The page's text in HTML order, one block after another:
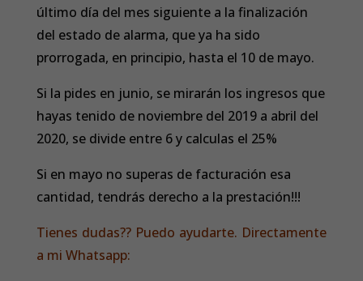
último día del mes siguiente a la finalización
del estado de alarma, que ya ha sido
prorrogada, en principio, hasta el 10 de mayo.
Si la pides en junio, se mirarán los ingresos que
hayas tenido de noviembre del 2019 a abril del
2020, se divide entre 6 y calculas el 25%
Si en mayo no superas de facturación esa
cantidad, tendrás derecho a la prestación!!!
Tienes dudas?? Puedo ayudarte. Directamente
a mi Whatsapp: